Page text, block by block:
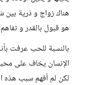
هناك زواج و ذرية بين
هو قبول بالقدر و
بالنسبة للحب عرفت
الإنسان يخاف على
لكن لم أفهم سبب هذه